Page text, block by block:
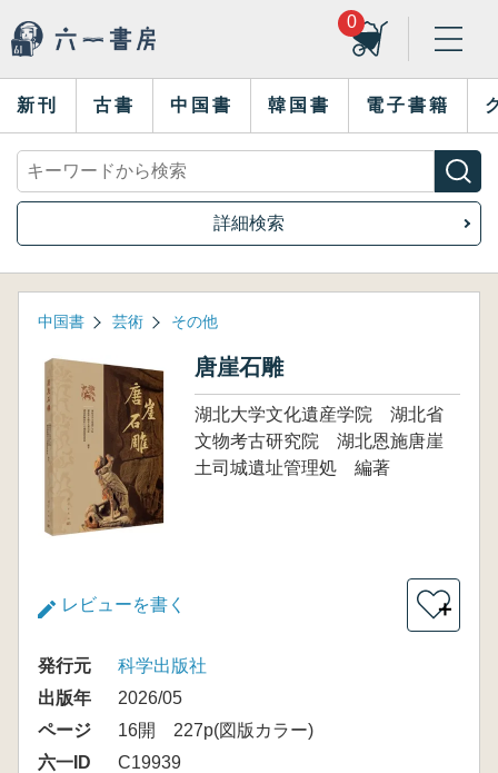
0
新刊 古書 中国書 韓国書 電子書籍
詳細検索
中国書 芸術 その他
唐崖石雕
湖北大学文化遺産学院 湖北省
文物考古研究院 湖北恩施唐崖
土司城遺址管理処 編著
レビューを書く ＋
発行元
科学出版社
出版年
2026/05
ページ
16開 227p(図版カラー)
六一ID
C19939